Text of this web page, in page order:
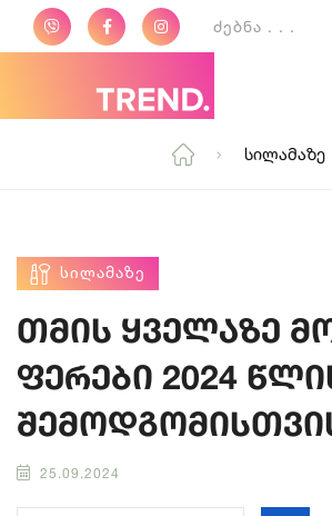
Სილამაზე
ᲡᲘᲚᲐᲛᲐᲖᲔ
თმის ყველაზე
ფერები 2024
25.09.2024